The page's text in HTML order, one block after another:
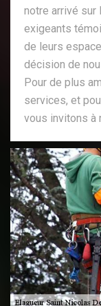
notre arrivé sur
exigeants
de leurs
décision de
Pour de plus
services, et
vous invitons à